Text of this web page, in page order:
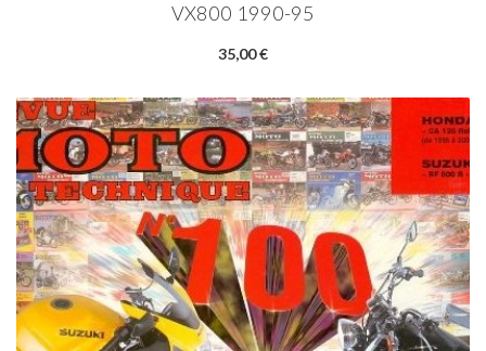
VX800 1990-95
35,00 €